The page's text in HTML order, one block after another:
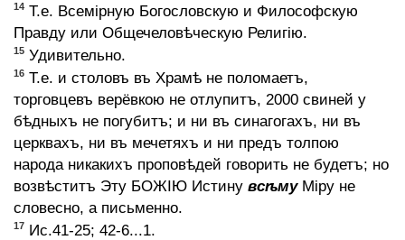
14 Т.е. Всемiрную Богословскую и Философскую
Правду или Общечеловѣческую Религiю.
15 Удивительно.
16 Т.е. и столовъ въ Храмѣ не поломаетъ,
торговцевъ верёвкою не отлупитъ, 2000 свиней у
бѣдныхъ не погубитъ; и ни въ синагогахъ, ни въ
церквахъ, ни въ мечетяхъ и ни предъ толпою
народа никакихъ проповѣдей говорить не будетъ; но
возвѣститъ Эту БОЖIЮ Истину всѣмуМiру не
словесно, а письменно.
17 Ис.41-25; 42-6...1.